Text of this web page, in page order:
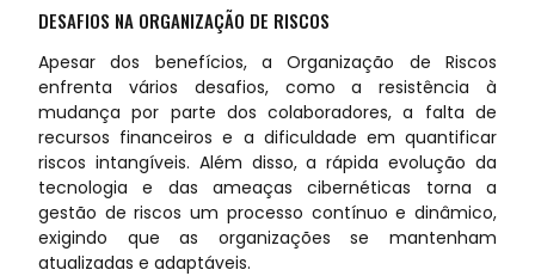
DESAFIOS NA ORGANIZAÇÃO DE RISCOS
Apesar dos benefícios, a Organização de Riscos
enfrenta vários desafios, como a resistência à
mudança por parte dos colaboradores, a falta de
recursos financeiros e a dificuldade em quantificar
riscos intangíveis. Além disso, a rápida evolução da
tecnologia e das ameaças cibernéticas torna a
gestão de riscos um processo contínuo e dinâmico,
exigindo que as organizações se mantenham
atualizadas e adaptáveis.